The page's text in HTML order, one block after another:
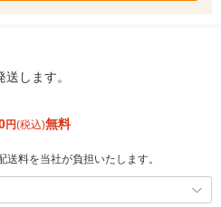
します。
円(税込)無料
料を当社が負担いたします。